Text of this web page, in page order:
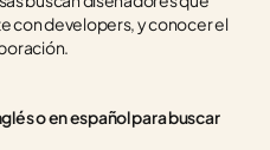
con developers, y conocer el
o en español para buscar